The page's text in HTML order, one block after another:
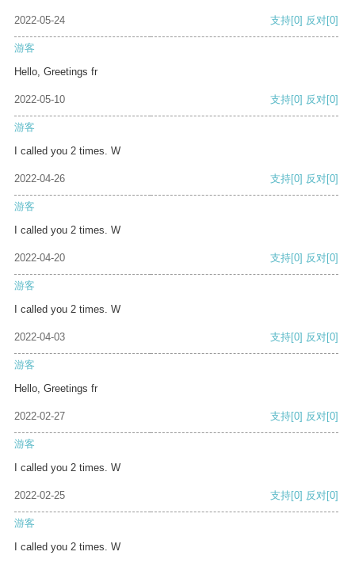
2022-05-24 支持[0] 反对[0]
游客
Hello, Greetings fr
2022-05-10 支持[0] 反对[0]
游客
I called you 2 times. W
2022-04-26 支持[0] 反对[0]
游客
I called you 2 times. W
2022-04-20 支持[0] 反对[0]
游客
I called you 2 times. W
2022-04-03 支持[0] 反对[0]
游客
Hello, Greetings fr
2022-02-27 支持[0] 反对[0]
游客
I called you 2 times. W
2022-02-25 支持[0] 反对[0]
游客
I called you 2 times. W